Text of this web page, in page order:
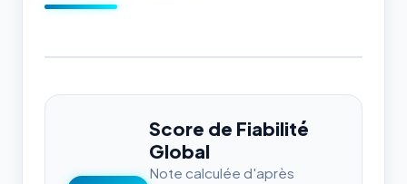
Score de Fiabilité
Global
Note calculée d'après